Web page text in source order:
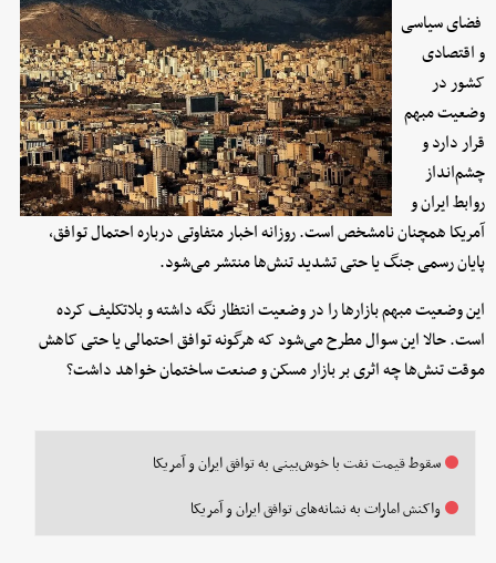
فضای سیاسی
و اقتصادی
کشور در
وضعیت مبهم
قرار دارد و
چشم‌انداز
روابط ایران و
آمریکا همچنان نامشخص است. روزانه اخبار متفاوتی درباره احتمال توافق،
پایان رسمی جنگ یا حتی تشدید تنش‌ها منتشر می‌شود.
این وضعیت مبهم بازارها را در وضعیت انتظار نگه داشته و بلاتکلیف کرده
است. حالا این سوال مطرح می‌شود که هرگونه توافق احتمالی یا حتی کاهش
موقت تنش‌ها چه اثری بر بازار مسکن و صنعت ساختمان خواهد داشت؟
سقوط قیمت نفت با خوش‌بینی به توافق ایران و آمریکا
واکنش امارات به نشانه‌های توافق ایران و آمریکا